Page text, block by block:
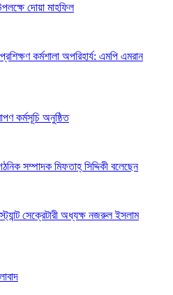
দোয়া মাহফিল
কর্মশালা অপরিহার্য: এমপি এমরান
কর্মসূচি অনুষ্ঠিত
সম্পাদক মিফতাহ্ সিদ্দিকী বলেছেন
সেক্রেটারী অধ্যক্ষ নজরুল ইসলাম